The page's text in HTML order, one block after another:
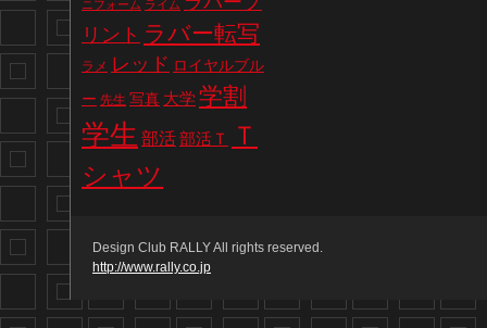
ニフォーム ライム
リント ラバー転写
ラメ レッド ロイヤルブル
ー 先生 写真 大学 学割
学生 部活部活Ｔ
Ｔ
シャツ
Design Club RALLY All rights reserved.
http://www.rally.co.jp